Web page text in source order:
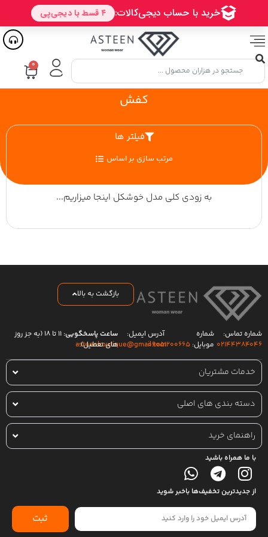
۰
کفش
فیلتر ها
مرتب سازی بر اساس
به زودی کلی مدل خوشکل اینجا میزاریم...
بازگشت به بالا
شماره تماس:
۰۲۱۴۴۳۸۴۰۴۶
شماره
موبایل: ۰۹۰۵۱۲۰۰۶۶۵
آدرس ایمیل:
asteenboutique@gmail.com
ساعت پاسخگویی:
۱۱ تا ۱۸ (به جز روز
های تعطیل)
خدمات مشتریان
دسته بندی های اصلی
راهنمای خرید
با ما همراه باشید
از جدیدترین تخفیف‌ها باخبر شوید
ثبت